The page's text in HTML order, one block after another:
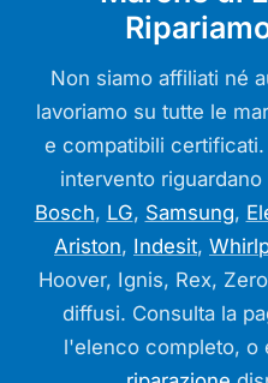
Non siamo affiliati né
lavoriamo su tutte le
e compatibili
intervento
Bosch, LG, Samsung,
Ariston, Indesit,
Hoover, Ignis, Rex,
diffusi. Consulta la
l'elenco completo, o